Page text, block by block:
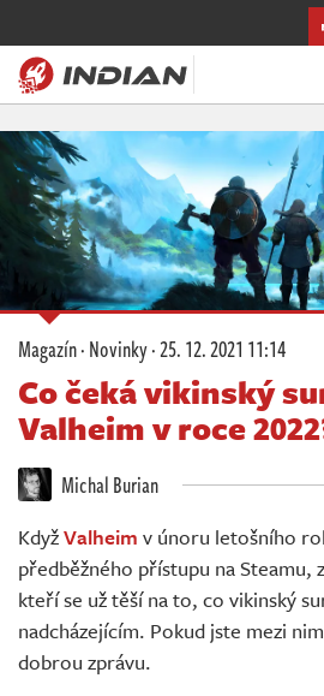
Magazín
Recenze
Videa
Soutěže
Databáze
Komunita
Redakce
Živě
Magazín·Novinky·25. 12. 2021 11:14
Co čeká vikinský
Valheim v roce
Michal Burian
KdyžValheim v únoru letošního
předběžného přístupu na Steamu,
kteří se už těší na to, co vikinský
nadcházejícím. Pokud jste mezi
dobrou zprávu.